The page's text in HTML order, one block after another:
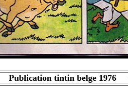
Publication tintin belge 1976